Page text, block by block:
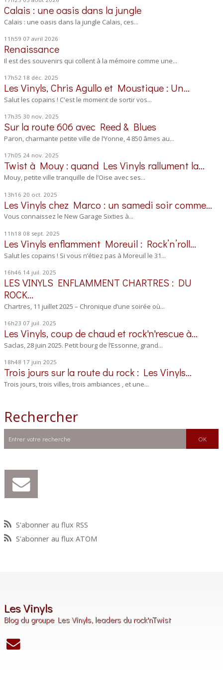
Calais : une oasis dans la jungle
Calais : une oasis dans la jungle Calais, ces...
11h59 07 avril 2026
Renaissance
Il est des souvenirs qui collent à la mémoire comme une...
17h52 18 déc. 2025
Les Vinyls, Chris Agullo et Moustique : Un...
Salut les copains ! C'est le moment de sortir vos...
17h35 30 nov. 2025
Sur la route 606 avec Reed & Blues
Paron, charmante petite ville de l’Yonne, 4 850 âmes au...
17h05 24 nov. 2025
Twist à Mouy : quand Les Vinyls rallument la...
Mouy, petite ville tranquille de l’Oise avec ses...
13h16 20 oct. 2025
Les Vinyls chez Marco : un samedi soir comme...
Vous connaissez le New Garage Sixties à...
11h18 08 sept. 2025
Les Vinyls enflamment Moreuil : Rock’n’roll...
Salut les copains ! Si vous n’étiez pas à Moreuil le 31...
16h46 14 juil. 2025
LES VINYLS ENFLAMMENT CHARTRES : DU
ROCK...
Chartres, 11 juillet 2025 – Chronique d’une soirée où...
16h23 07 juil. 2025
Les Vinyls, coup de chaud et rock'n'rescue à...
Saclas, 28 juin 2025. Petit bourg de l’Essonne, grand...
18h48 17 juin 2025
Trois jours sur la route du rock : Les Vinyls...
Trois jours, trois villes, trois ambiances , et une...
Rechercher
S'abonner au flux RSS
S'abonner au flux ATOM
Les Vinyls
Blog du groupe Les Vinyls, leaders du rock'nTwist